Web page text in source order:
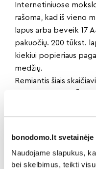
bonodomo.lt
Naudojame slapukus,
bei skelbimus, teikti
Internetiniuose
rašoma, kad iš vieno
lapus arba beveik 17
pakuočių. 200 tūkst.
kiekiui popieriaus
medžių.
Remiantis šiais
apie 144 medžius.
vidutiniškai per metus
įmonės klientai
aplinkos kūrimo.